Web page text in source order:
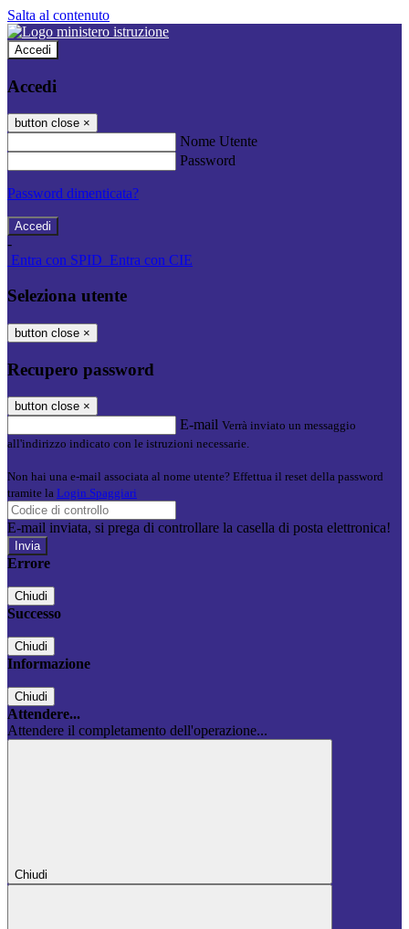
Salta al contenuto
Accedi
Accedi
button close ×
Nome Utente
Password
Password dimenticata?
-
Entra con SPID Entra con CIE
Seleziona utente
button close ×
Recupero password
button close ×
E-mail Verrà inviato un messaggio
all'indirizzo indicato con le istruzioni necessarie.
Non hai una e-mail associata al nome utente? Effettua il reset della password
tramite la Login Spaggiari
E-mail inviata, si prega di controllare la casella di posta elettronica!
Errore
Chiudi
Successo
Chiudi
Informazione
Chiudi
Attendere...
Attendere il completamento dell'operazione...
Chiudi